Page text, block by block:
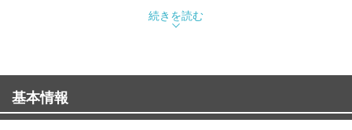
《鮮度にこだわった〜銘柄鶏〜柔らかい肉質》
信頼する牧場から届く鮮度抜群のお肉をお届け致します！
ます。
■人気の宴会コース
続きを読む
基本情報